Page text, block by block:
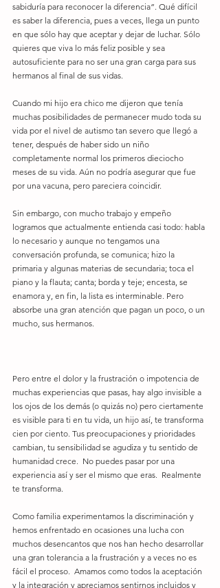
sabiduría para reconocer la diferencia”. Qué difícil
es saber la diferencia, pues a veces, llega un punto
en que sólo hay que aceptar y dejar de luchar. Sólo
quieres que viva lo más feliz posible y sea
autosuficiente para no ser una gran carga para sus
hermanos al final de sus vidas.
Cuando mi hijo era chico me dijeron que tenía
muchas posibilidades de permanecer mudo toda su
vida por el nivel de autismo tan severo que llegó a
tener, después de haber sido un niño
completamente normal los primeros dieciocho
meses de su vida. Aún no podría asegurar que fue
por una vacuna, pero pareciera coincidir.
Sin embargo, con mucho trabajo y empeño
logramos que actualmente entienda casi todo: habla
lo necesario y aunque no tengamos una
conversación profunda, se comunica; hizo la
primaria y algunas materias de secundaria; toca el
piano y la flauta; canta; borda y teje; encesta, se
enamora y, en fin, la lista es interminable. Pero
absorbe una gran atención que pagan un poco, o un
mucho, sus hermanos.
Pero entre el dolor y la frustración o impotencia de
muchas experiencias que pasas, hay algo invisible a
los ojos de los demás (o quizás no) pero ciertamente
es visible para ti en tu vida, un hijo así, te transforma
cien por ciento. Tus preocupaciones y prioridades
cambian, tu sensibilidad se agudiza y tu sentido de
humanidad crece.  No puedes pasar por una
experiencia así y ser el mismo que eras.  Realmente
te transforma.
Como familia experimentamos la discriminación y
hemos enfrentado en ocasiones una lucha con
muchos desencantos que nos han hecho desarrollar
una gran tolerancia a la frustración y a veces no es
fácil el proceso.  Amamos como todos la aceptación
y la integración y apreciamos sentirnos incluidos y